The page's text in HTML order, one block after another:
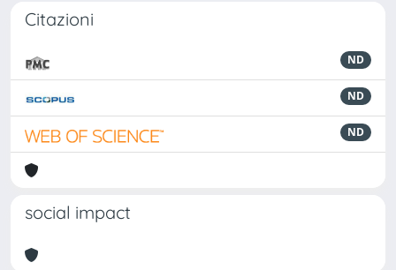
Citazioni
ND
ND
ND
social impact